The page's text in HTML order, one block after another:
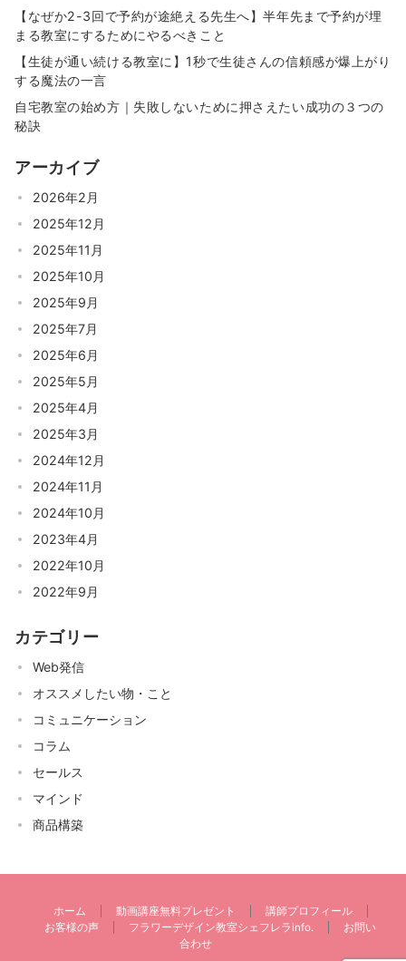
【なぜか2-3回で予約が途絶える先生へ】半年先まで予約が埋
まる教室にするためにやるべきこと
【生徒が通い続ける教室に】1秒で生徒さんの信頼感が爆上がり
する魔法の一言
自宅教室の始め方｜失敗しないために押さえたい成功の３つの
秘訣
アーカイブ
2026年2月
2025年12月
2025年11月
2025年10月
2025年9月
2025年7月
2025年6月
2025年5月
2025年4月
2025年3月
2024年12月
2024年11月
2024年10月
2023年4月
2022年10月
2022年9月
カテゴリー
Web発信
オススメしたい物・こと
コミュニケーション
コラム
セールス
マインド
商品構築
ホーム 動画講座無料プレゼント
講師プロフィール
お客様の声
フラワーデザイン教室シェフレラinfo.
お問い
合わせ